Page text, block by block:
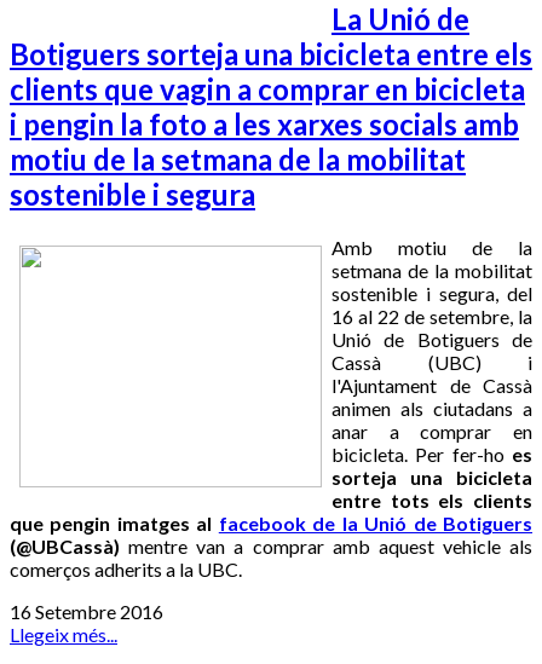
La Unió de
Botiguers sorteja una bicicleta entre els
clients que vagin a comprar en bicicleta
i pengin la foto a les xarxes socials amb
motiu de la setmana de la mobilitat
sostenible i segura
Amb motiu de la
setmana de la mobilitat
sostenible i segura, del
16 al 22 de setembre, la
Unió de Botiguers de
Cassà (UBC) i
l'Ajuntament de Cassà
animen als ciutadans a
anar a comprar en
bicicleta. Per fer-ho es
sorteja una bicicleta
entre tots els clients
que pengin imatges al facebook de la Unió de Botiguers
(@UBCassà) mentre van a comprar amb aquest vehicle als
comerços adherits a la UBC.
16 Setembre 2016
Llegeix més...